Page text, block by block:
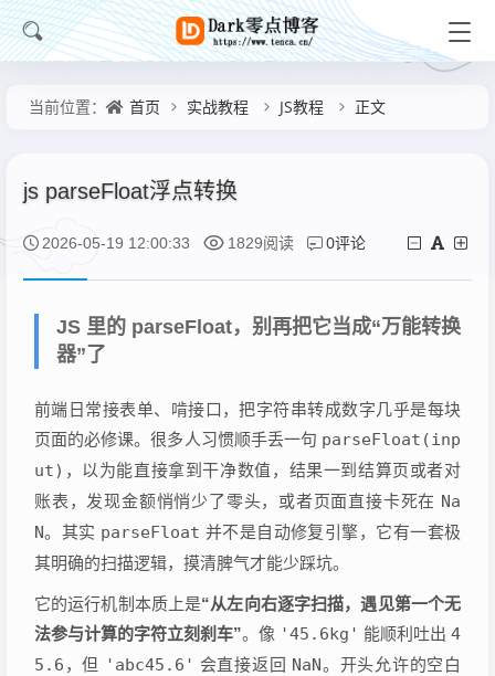
当前位置： 首页 实战教程 JS教程 正文
js parseFloat浮点转换
2026-05-19 12:00:33 1829阅读 0评论
JS 里的 parseFloat，别再把它当成“万能转换
器”了
前端日常接表单、啃接口，把字符串转成数字几乎是每块
页面的必修课。很多人习惯顺手丢一句 parseFloat(inp
ut) ，以为能直接拿到干净数值，结果一到结算页或者对
账表，发现金额悄悄少了零头，或者页面直接卡死在 Na
N。其实 parseFloat 并不是自动修复引擎，它有一套极
其明确的扫描逻辑，摸清脾气才能少踩坑。
它的运行机制本质上是“从左向右逐字扫描，遇见第一个无
法参与计算的字符立刻刹车”。像 '45.6kg' 能顺利吐出 4
5.6 ，但 'abc45.6' 会直接返回 NaN。开头允许的空白